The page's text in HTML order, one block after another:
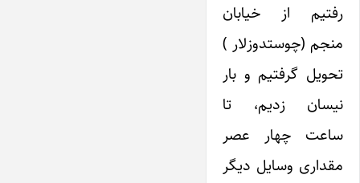
رفتیم از خیابان
منجم (چوستدوزلار )
تحویل گرفتیم و بار
نیسان زدیم، تا
ساعت چهار عصر
مقداری وسایل دیگر